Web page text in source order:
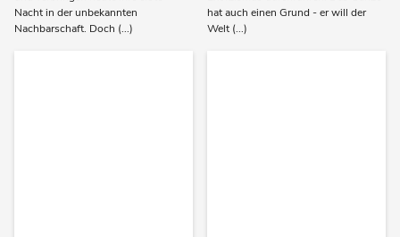
Nacht in der unbekannten
Nachbarschaft. Doch (...)
hat auch einen Grund - er will der
Welt (...)